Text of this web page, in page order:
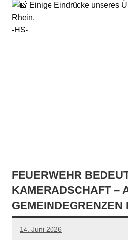
Einige Eindrücke unseres
Rhein.
-HS-
FEUERWEHR
KAMERADSCHAFT –
GEMEINDEGRENZEN
14. Juni 2026